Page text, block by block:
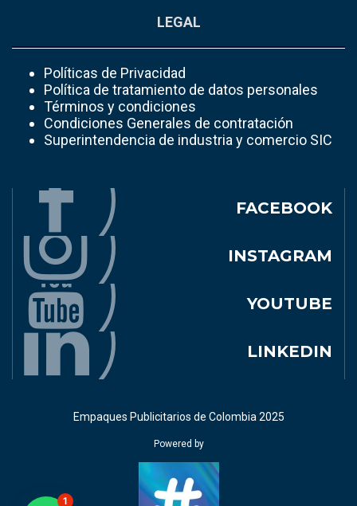
LEGAL
Políticas de Privacidad
Política de tratamiento de datos personales
Términos y condiciones
Condiciones Generales de contratación
Superintendencia de industria y comercio SIC
FACEBOOK
INSTAGRAM
YOUTUBE
LINKEDIN
Empaques Publicitarios de Colombia 2025
Powered by
1